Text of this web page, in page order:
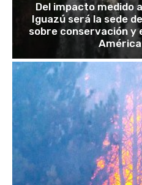
Del impacto medido
Iguazú será la sede
sobre conservación y